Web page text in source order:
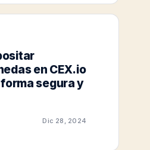
en CEX.io
segura y
Dic 28, 2024